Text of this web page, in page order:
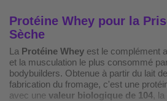
Protéine Whey pour la
Sèche
La Protéine Whey est le complément
et la musculation le plus consommé
bodybuilders. Obtenue à partir du lait
fabrication du fromage, c'est une
avec une valeur biologique de 104,